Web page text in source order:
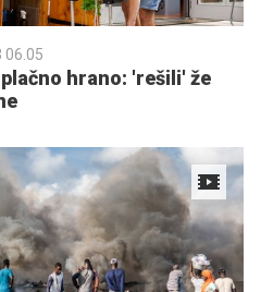
06.05
hrano: 'rešili' že